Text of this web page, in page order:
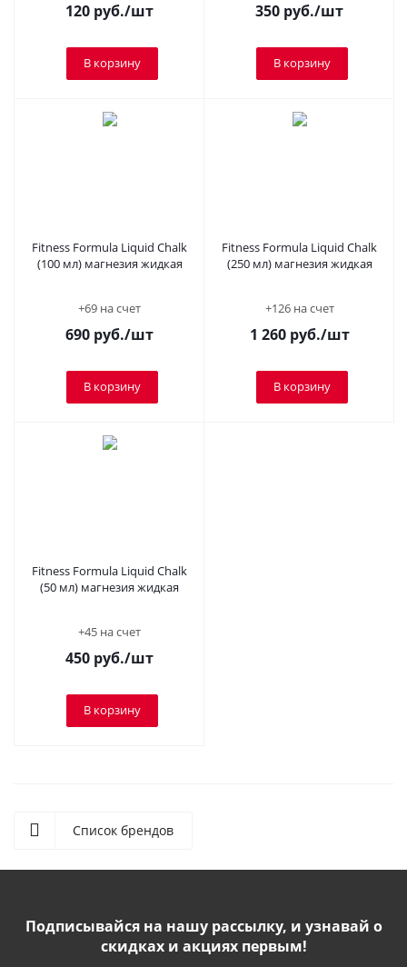
120 руб./шт
В корзину
350 руб./шт
В корзину
Fitness Formula Liquid Chalk
(100 мл) магнезия жидкая
+69 на счет
690 руб./шт
В корзину
Fitness Formula Liquid Chalk
(250 мл) магнезия жидкая
+126 на счет
1 260руб./шт
В корзину
Fitness Formula Liquid Chalk
(50 мл) магнезия жидкая
+45 на счет
450 руб./шт
В корзину
Список брендов
Подписывайся на нашу рассылку, и узнавай о
скидках и акциях первым!